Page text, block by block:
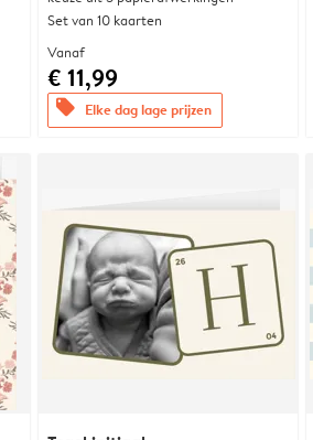
Set van 10 kaarten
Vanaf
€ 11,99
offers Elke dag lage prijzen